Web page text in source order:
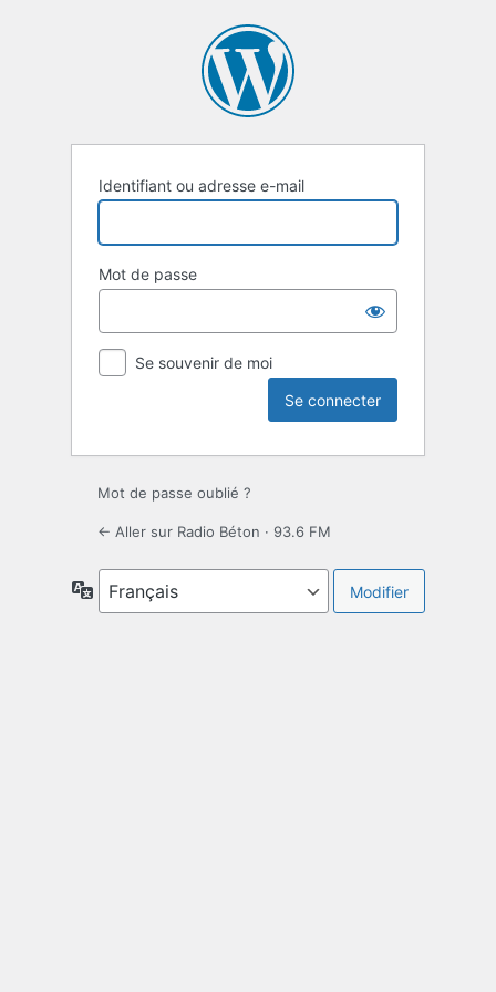
Identifiant ou adresse e-mail
Mot de passe
Se souvenir de moi
Mot de passe oublié ?
← Aller sur Radio Béton · 93.6 FM
Langue